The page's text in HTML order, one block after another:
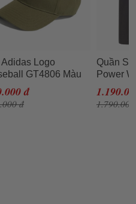
Adidas Logo
GT4806 Màu
Olive
đ
đ
Quần
Power
Màu